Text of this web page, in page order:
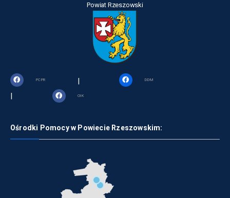
Powiat Rzeszowski
PCPR | DDM
| OIK
Ośrodki Pomocy w Powiecie Rzeszowskim: